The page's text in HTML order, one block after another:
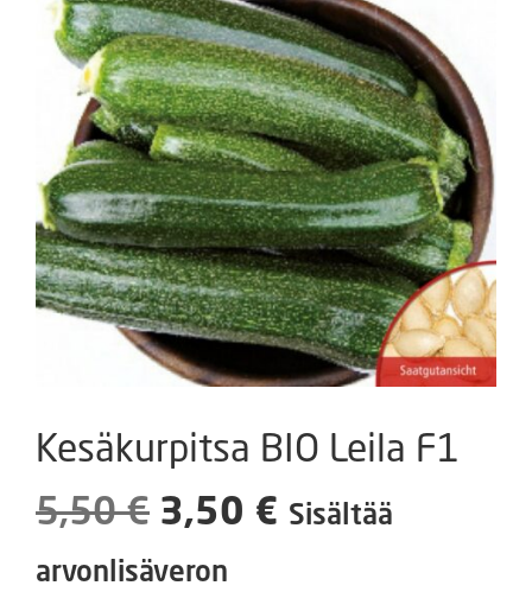
Kesäkurpitsa BIO Leila F1
5,50€ Alkuperäinen
hinta
3,50 € Nykyinen
Sisältää
arvonlisäveron